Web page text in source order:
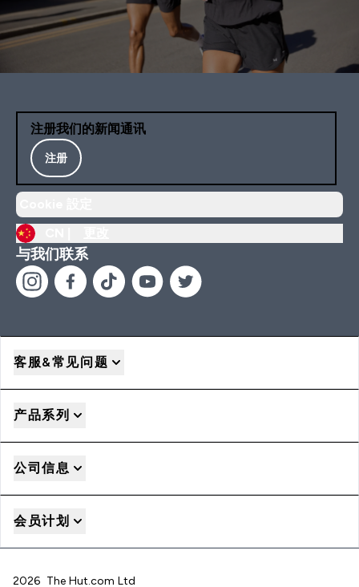
注册我们的新闻通讯
注册
与我们联系
客服&常见问题
产品系列
公司信息
会员计划
2026 The Hut.com Ltd